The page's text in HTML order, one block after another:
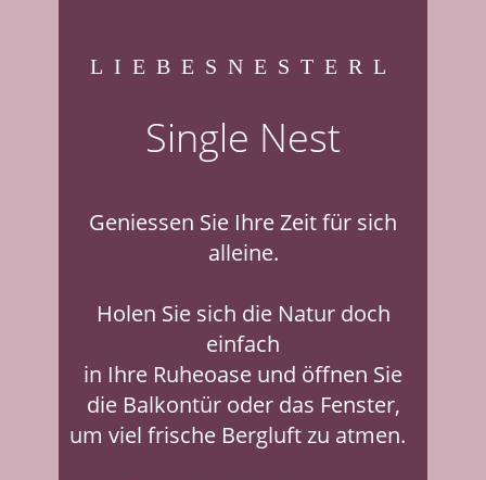
LIEBESNESTERL
Single Nest
Geniessen Sie Ihre Zeit für sich
alleine.
Holen Sie sich die Natur doch
einfach
in Ihre Ruheoase und öffnen Sie
die Balkontür oder das Fenster,
um viel frische Bergluft zu atmen.